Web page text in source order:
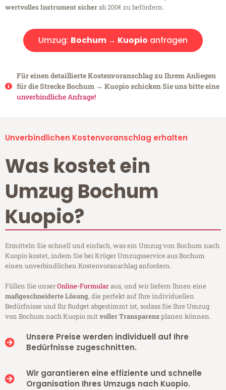
wertvolles Instrument sicherab 200€ zu befördern.
Umzug: Bochum → Kuopio anfragen
Für einen detaillierte Kostenvoranschlag zu Ihrem Anliegen
für die Strecke Bochum → Kuopio schicken Sie uns bitte eine
unverbindliche Anfrage!
Unverbindlichen Kostenvoranschlag erhalten
Was kostet ein
Umzug Bochum
Kuopio?
Ermitteln Sie schnell und einfach, was ein Umzug von Bochum nach
Kuopio kostet, indem Sie bei Krüger Umzugsservice aus Bochum
einen unverbindlichen Kostenvoranschlag anfordern.
Füllen Sie unserOnline-Formularaus, und wir liefern Ihnen eine
maßgeschneiderte Lösung, die perfekt auf Ihre individuellen
Bedürfnisse und Ihr Budget abgestimmt ist, sodass Sie Ihre Umzug
von Bochum nach Kuopio mitvoller Transparenzplanen können.
Unsere Preise werden individuell auf Ihre
Bedürfnisse zugeschnitten.
Wir garantieren eine effiziente und schnelle
Organisation Ihres Umzugs nach Kuopio.